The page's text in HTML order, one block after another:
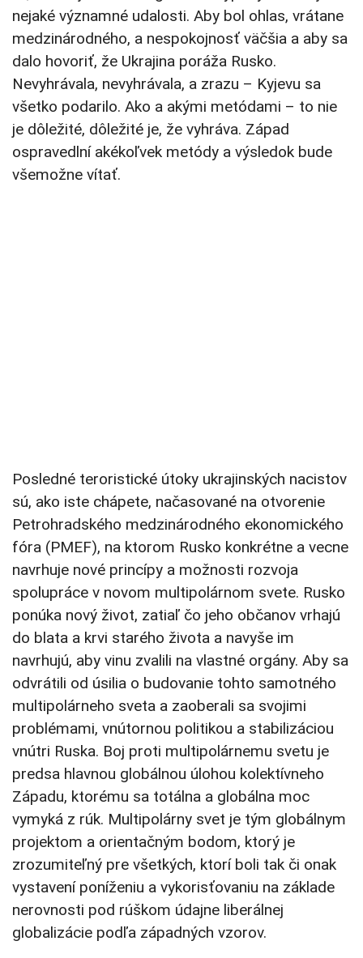
nejaké významné udalosti. Aby bol ohlas, vrátane
medzinárodného, a nespokojnosť väčšia a aby sa
dalo hovoriť, že Ukrajina poráža Rusko.
Nevyhrávala, nevyhrávala, a zrazu – Kyjevu sa
všetko podarilo. Ako a akými metódami – to nie
je dôležité, dôležité je, že vyhráva. Západ
ospravedlní akékoľvek metódy a výsledok bude
všemožne vítať.
Posledné teroristické útoky ukrajinských nacistov
sú, ako iste chápete, načasované na otvorenie
Petrohradského medzinárodného ekonomického
fóra (PMEF), na ktorom Rusko konkrétne a vecne
navrhuje nové princípy a možnosti rozvoja
spolupráce v novom multipolárnom svete. Rusko
ponúka nový život, zatiaľ čo jeho občanov vrhajú
do blata a krvi starého života a navyše im
navrhujú, aby vinu zvalili na vlastné orgány. Aby sa
odvrátili od úsilia o budovanie tohto samotného
multipolárneho sveta a zaoberali sa svojimi
problémami, vnútornou politikou a stabilizáciou
vnútri Ruska. Boj proti multipolárnemu svetu je
predsa hlavnou globálnou úlohou kolektívneho
Západu, ktorému sa totálna a globálna moc
vymyká z rúk. Multipolárny svet je tým globálnym
projektom a orientačným bodom, ktorý je
zrozumiteľný pre všetkých, ktorí boli tak či onak
vystavení poníženiu a vykorisťovaniu na základe
nerovnosti pod rúškom údajne liberálnej
globalizácie podľa západných vzorov.